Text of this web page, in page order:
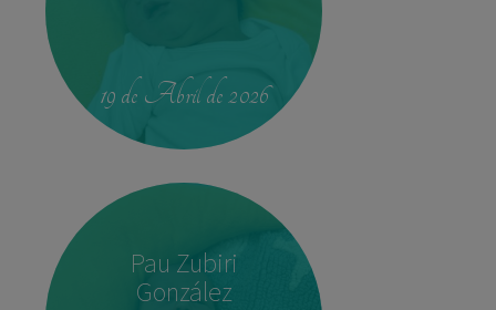
19 de Abril de 2026
Pau Zubiri
González